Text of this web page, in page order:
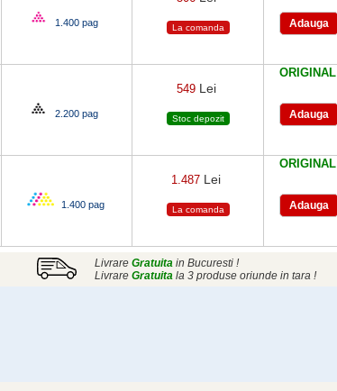
1.400 pag La comanda
2.200 pag
549 Lei
Stoc depozit
ORIGINAL
1.400 pag
1.487 Lei
La comanda
ORIGINAL
Livrare Gratuita in Bucuresti !
Livrare Gratuita la 3 produse oriunde in tara !